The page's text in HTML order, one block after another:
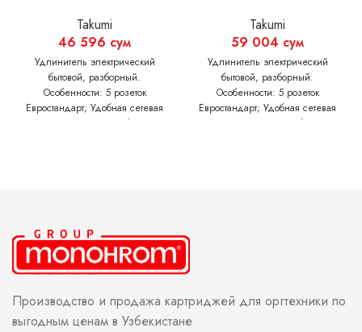
Takumi
46 596 сум
Удлинитель электрический
бытовой, разборный.
Особенности: 5 розеток
Евростандарт; Удобная сетевая
вилка; Силовой кабель
Takumi
59 004 сум
Удлинитель электрический
бытовой, разборный.
Особенности: 5 розеток
Евростандарт; Удобная сетевая
вилка; Силовой кабель
Производство и продажа картриджей для оргтехники по
выгодным ценам в Узбекистане